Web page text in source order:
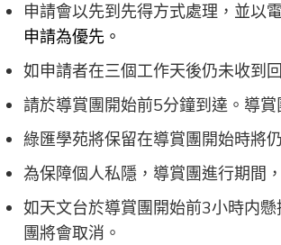
申請會以先到先得方式處理，並以
申請為優先。
如申請者在三個工作天後仍未收到
請於導賞團開始前5分鐘到達。導
綠匯學苑將保留在導賞團開始時將
為保障個人私隱，導賞團進行期間
如天文台於導賞團開始前3小時内
團將會取消。